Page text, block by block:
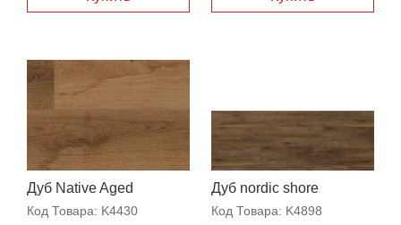
Дуб Native Aged
Код Товара: K4430
Дуб nordic shore
Код Товара: K4898